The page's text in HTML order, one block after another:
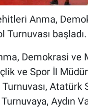
Anma,
başladı.
Demokrasi ve
ve Spor İl
Atatürk
Aydın